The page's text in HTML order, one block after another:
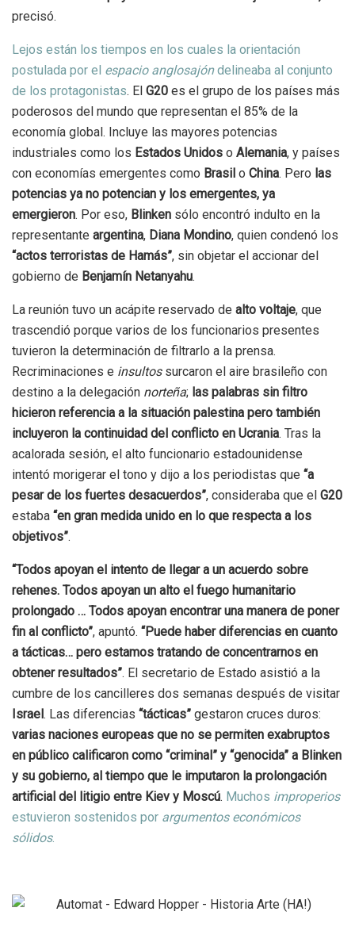
precisó.
Lejos están los tiempos en los cuales la orientación
postulada por el espacio anglosajóndelineaba al conjunto
de los protagonistas. El G20 es el grupo de los países más
poderosos del mundo que representan el 85% de la
economía global. Incluye las mayores potencias
industriales como los Estados Unidos o Alemania, y países
con economías emergentes como Brasil o China. Pero las
potencias ya no potencian y los emergentes, ya
emergieron. Por eso, Blinken sólo encontró indulto en la
representante argentina, Diana Mondino, quien condenó los
“actos terroristas de Hamás”, sin objetar el accionar del
gobierno de Benjamín Netanyahu.
La reunión tuvo un acápite reservado de alto voltaje, que
trascendió porque varios de los funcionarios presentes
tuvieron la determinación de filtrarlo a la prensa.
Recriminaciones e insultossurcaron el aire brasileño con
destino a la delegación norteña; las palabras sin filtro
hicieron referencia a la situación palestina pero también
incluyeron la continuidad del conflicto en Ucrania. Tras la
acalorada sesión, el alto funcionario estadounidense
intentó morigerar el tono y dijo a los periodistas que “a
pesar de los fuertes desacuerdos”, consideraba que el G20
estaba “en gran medida unido en lo que respecta a los
objetivos”.
“Todos apoyan el intento de llegar a un acuerdo sobre
rehenes. Todos apoyan un alto el fuego humanitario
prolongado … Todos apoyan encontrar una manera de poner
fin al conflicto”, apuntó. “Puede haber diferencias en cuanto
a tácticas… pero estamos tratando de concentrarnos en
obtener resultados”. El secretario de Estado asistió a la
cumbre de los cancilleres dos semanas después de visitar
Israel. Las diferencias “tácticas” gestaron cruces duros:
varias naciones europeas que no se permiten exabruptos
en público calificaron como “criminal” y “genocida” a Blinken
y su gobierno, al tiempo que le imputaron la prolongación
artificial del litigio entre Kiev y Moscú. Muchos improperios
estuvieron sostenidos por argumentos económicos
sólidos.